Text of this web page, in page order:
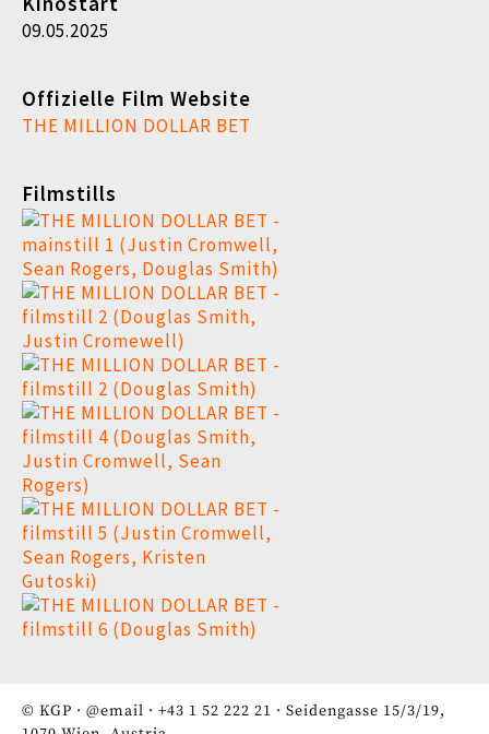
09.05.2025
Offizielle Film Website
THE MILLION DOLLAR BET
Filmstills
© KGP · @email · +43 1 52 222 21 · Seidengasse 15/3/19,